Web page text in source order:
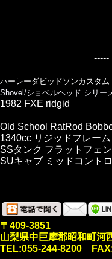
-----
ハーレーダビッドソンカスタム
Shovel/ショベルヘッド シリー
1982 FXE ridgid
Old School RatRod
1340cc リジッドフレーム
SSタンク フラットフェ
SUキャブ ミッドコント
〒409-3851
山梨県中巨摩郡昭和町河
TEL:055-244-8200